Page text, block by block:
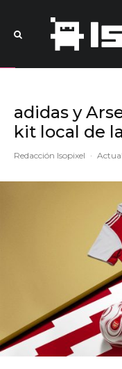
adidas y
kit local de
Redacción Isopixel ·